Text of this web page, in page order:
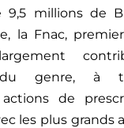
9,5 millions de
la Fnac,
du genre, à
actions de
les plus grands